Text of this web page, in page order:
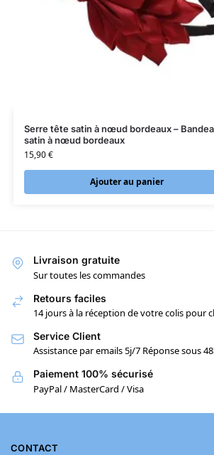
Serre tête satin à nœud bordeaux –
satin à nœud bordeaux
15,90€
Ajouter au panier
Livraison gratuite
Sur toutes les commandes
Retours faciles
14 jours à la réception de votre colis pour
Service Client
Assistance par emails 5j/7 Réponse sous
Paiement 100% sécurisé
PayPal / MasterCard / Visa
CONTACT